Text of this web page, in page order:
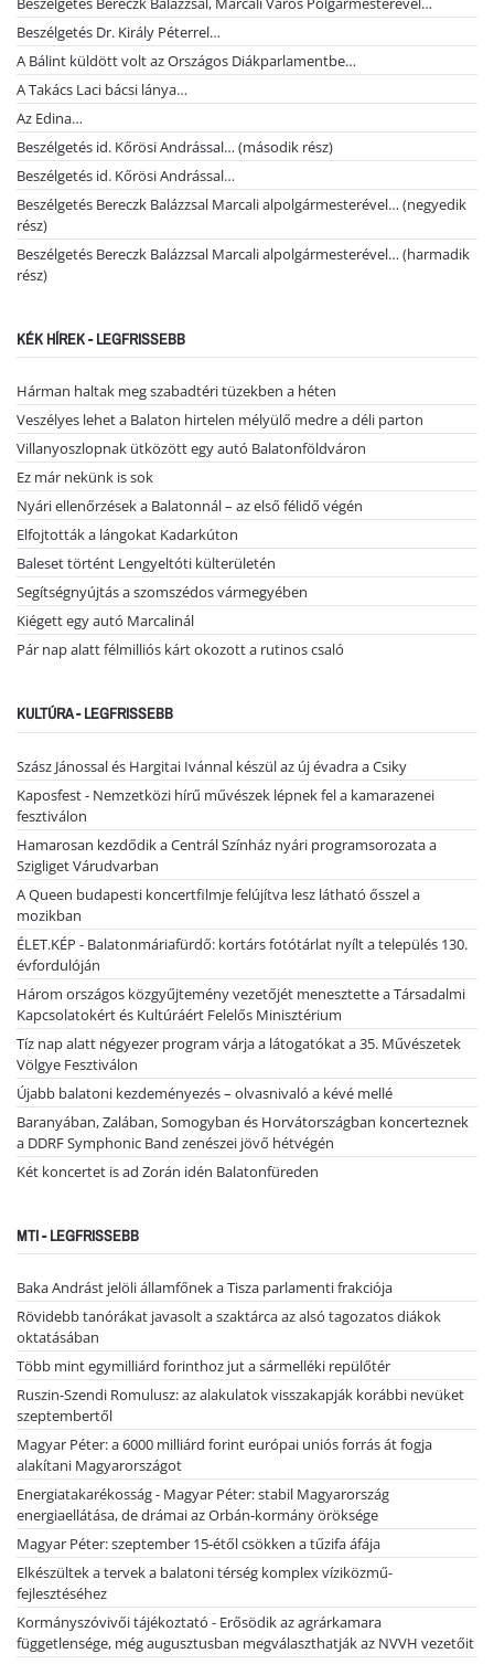
Beszélgetés Dr. Király Péterrel…
A Bálint küldött volt az Országos Diákparlamentbe…
A Takács Laci bácsi lánya…
Az Edina…
Beszélgetés id. Kőrösi Andrással… (második rész)
Beszélgetés id. Kőrösi Andrással…
Beszélgetés Bereczk Balázzsal Marcali alpolgármesterével… (negyedik
rész)
Beszélgetés Bereczk Balázzsal Marcali alpolgármesterével… (harmadik
rész)
KÉK HÍREK - LEGFRISSEBB
Hárman haltak meg szabadtéri tüzekben a héten
Veszélyes lehet a Balaton hirtelen mélyülő medre a déli parton
Villanyoszlopnak ütközött egy autó Balatonföldváron
Ez már nekünk is sok
Nyári ellenőrzések a Balatonnál – az első félidő végén
Elfojtották a lángokat Kadarkúton
Baleset történt Lengyeltóti külterületén
Segítségnyújtás a szomszédos vármegyében
Kiégett egy autó Marcalinál
Pár nap alatt félmilliós kárt okozott a rutinos csaló
KULTÚRA - LEGFRISSEBB
Szász Jánossal és Hargitai Ivánnal készül az új évadra a Csiky
Kaposfest - Nemzetközi hírű művészek lépnek fel a kamarazenei
fesztiválon
Hamarosan kezdődik a Centrál Színház nyári programsorozata a
Szigliget Várudvarban
A Queen budapesti koncertfilmje felújítva lesz látható ősszel a
mozikban
ÉLET.KÉP - Balatonmáriafürdő: kortárs fotótárlat nyílt a település 130.
évfordulóján
Három országos közgyűjtemény vezetőjét menesztette a Társadalmi
Kapcsolatokért és Kultúráért Felelős Minisztérium
Tíz nap alatt négyezer program várja a látogatókat a 35. Művészetek
Völgye Fesztiválon
Újabb balatoni kezdeményezés – olvasnivaló a kévé mellé
Baranyában, Zalában, Somogyban és Horvátországban koncerteznek
a DDRF Symphonic Band zenészei jövő hétvégén
Két koncertet is ad Zorán idén Balatonfüreden
MTI - LEGFRISSEBB
Baka Andrást jelöli államfőnek a Tisza parlamenti frakciója
Rövidebb tanórákat javasolt a szaktárca az alsó tagozatos diákok
oktatásában
Több mint egymilliárd forinthoz jut a sármelléki repülőtér
Ruszin-Szendi Romulusz: az alakulatok visszakapják korábbi nevüket
szeptembertől
Magyar Péter: a 6000 milliárd forint európai uniós forrás át fogja
alakítani Magyarországot
Energiatakarékosság - Magyar Péter: stabil Magyarország
energiaellátása, de drámai az Orbán-kormány öröksége
Magyar Péter: szeptember 15-étől csökken a tűzifa áfája
Elkészültek a tervek a balatoni térség komplex víziközmű-
fejlesztéséhez
Kormányszóvivői tájékoztató - Erősödik az agrárkamara
függetlensége, még augusztusban megválaszthatják az NVVH vezetőit